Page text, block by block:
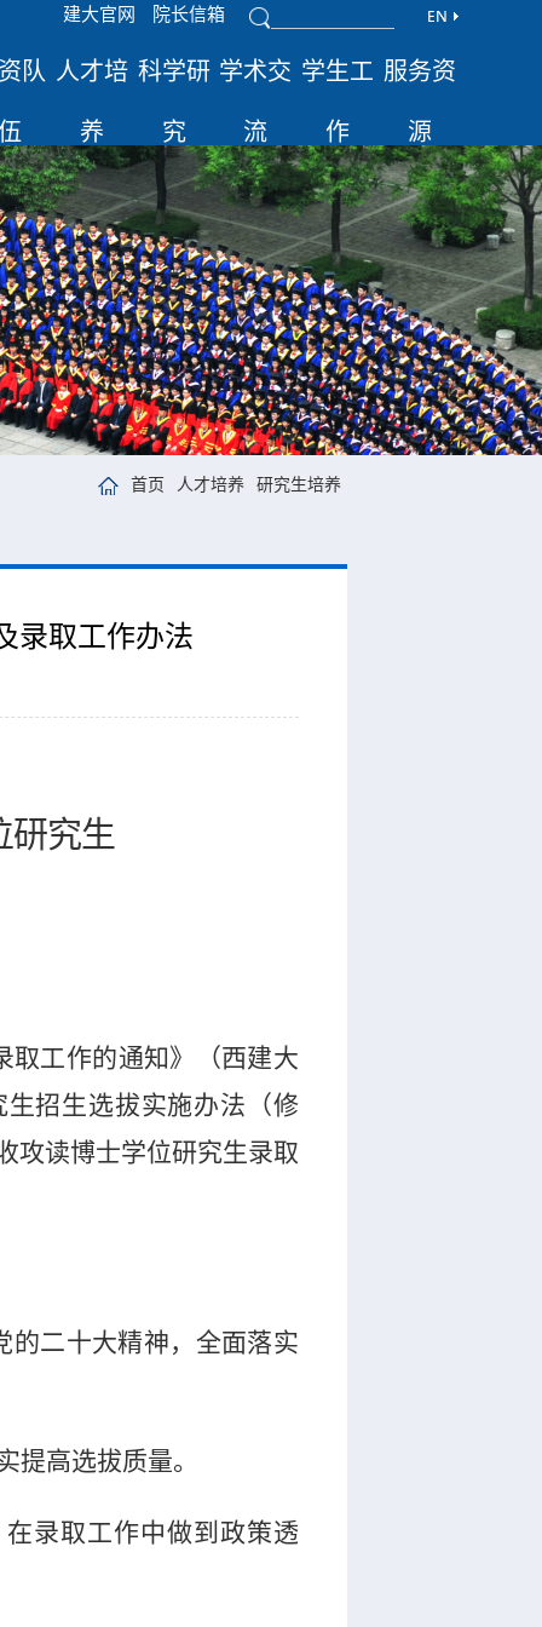
建大官网 院长信箱
队 人才培
养
科学研
究
学术交
流
学生工
作
服务资
源
首页 人才培养 研究生培养
录取工作办法
研究生
取工作的通知》（西建大
招生选拔实施办法（修
攻读博士学位研究生录取
的二十大精神，全面落实
提高选拔质量。
录取工作中做到政策透